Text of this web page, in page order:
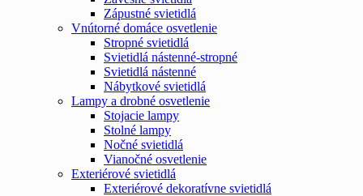
Zápustné svietidlá
Vnútorné domáce osvetlenie
Stropné svietidlá
Svietidlá nástenné-stropné
Svietidlá nástenné
Nábytkové svietidlá
Lampy a drobné osvetlenie
Stojacie lampy
Stolné lampy
Nočné svietidlá
Vianočné osvetlenie
Exteriérové svietidlá
Exteriérové dekoratívne svietidlá